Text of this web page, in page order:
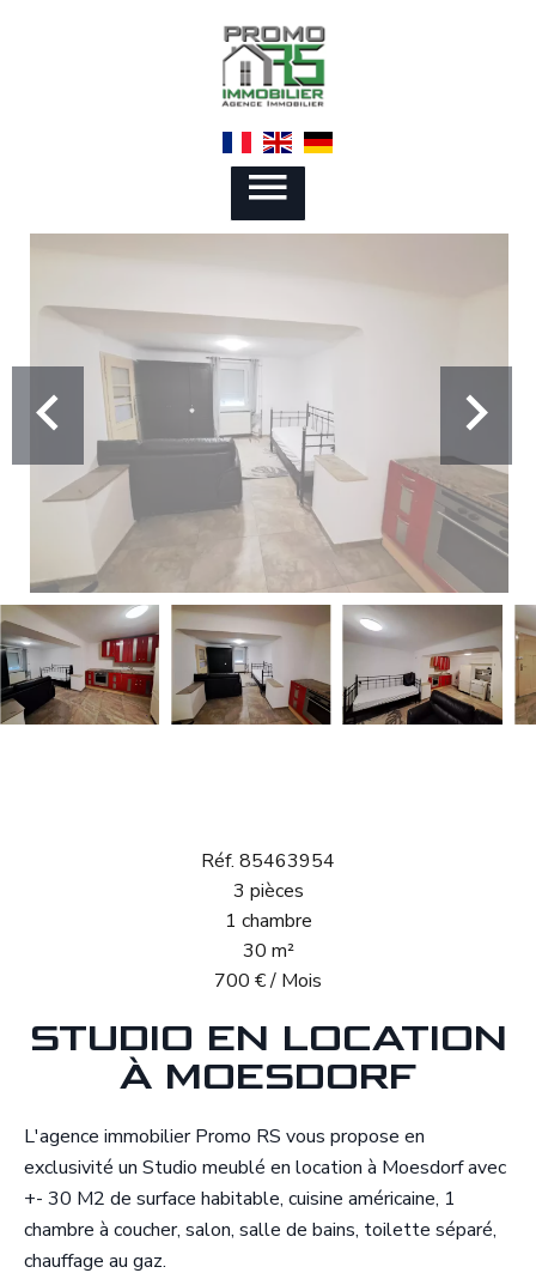
Réf. 85463954
3 pièces
1 chambre
30 m²
700 € / Mois
STUDIO EN LOCATION
À MOESDORF
L'agence immobilier Promo RS vous propose en
exclusivité un Studio meublé en location à Moesdorf avec
+- 30 M2 de surface habitable, cuisine américaine, 1
chambre à coucher, salon, salle de bains, toilette séparé,
chauffage au gaz.